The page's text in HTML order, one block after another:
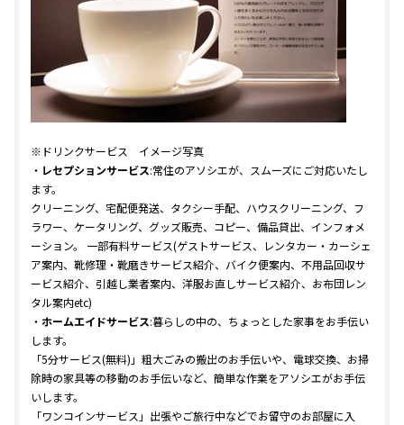
※ドリンクサービス イメージ写真
・ レセプションサービス:常住のアソシエが、スムーズにご対応いたし
ます。
クリーニング、宅配便発送、タクシー手配、ハウスクリーニング、フ
ラワー、ケータリング、グッズ販売、コピー、備品貸出、インフォメ
ーション。 一部有料サービス(ゲストサービス、レンタカー・カーシェ
ア案内、靴修理・靴磨きサービス紹介、バイク便案内、不用品回収サ
ービス紹介、引越し業者案内、洋服お直しサービス紹介、お布団レン
タル案内etc)
・ ホームエイドサービス:暮らしの中の、ちょっとした家事をお手伝い
します。
「5分サービス(無料)」粗大ごみの搬出のお手伝いや、電球交換、お掃
除時の家具等の移動のお手伝いなど、簡単な作業をアソシエがお手伝
いします。
「ワンコインサービス」出張やご旅行中などでお留守のお部屋に入